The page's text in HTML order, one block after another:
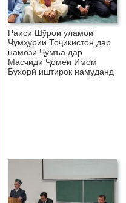
Раиси Шӯрои уламои
Ҷумҳурии Тоҷикистон дар
намози Ҷумъа дар
Масҷиди Ҷомеи Имом
Бухорӣ иштирок намуданд